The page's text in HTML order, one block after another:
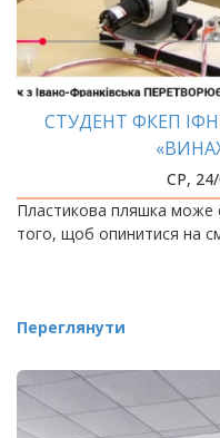
СТУДЕНТ ФКЕП
СР,
Пластикова пляшка може
того, щоб опинитися на
Переглянути